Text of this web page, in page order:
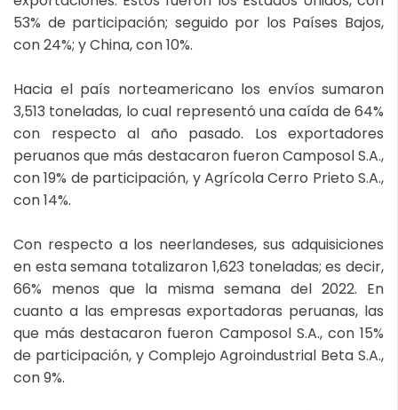
53% de participación; seguido por los Países Bajos,
con 24%; y China, con 10%.
Hacia el país norteamericano los envíos sumaron
3,513 toneladas, lo cual representó una caída de 64%
con respecto al año pasado. Los exportadores
peruanos que más destacaron fueron Camposol S.A.,
con 19% de participación, y Agrícola Cerro Prieto S.A.,
con 14%.
Con respecto a los neerlandeses, sus adquisiciones
en esta semana totalizaron 1,623 toneladas; es decir,
66% menos que la misma semana del 2022. En
cuanto a las empresas exportadoras peruanas, las
que más destacaron fueron Camposol S.A., con 15%
de participación, y Complejo Agroindustrial Beta S.A.,
con 9%.